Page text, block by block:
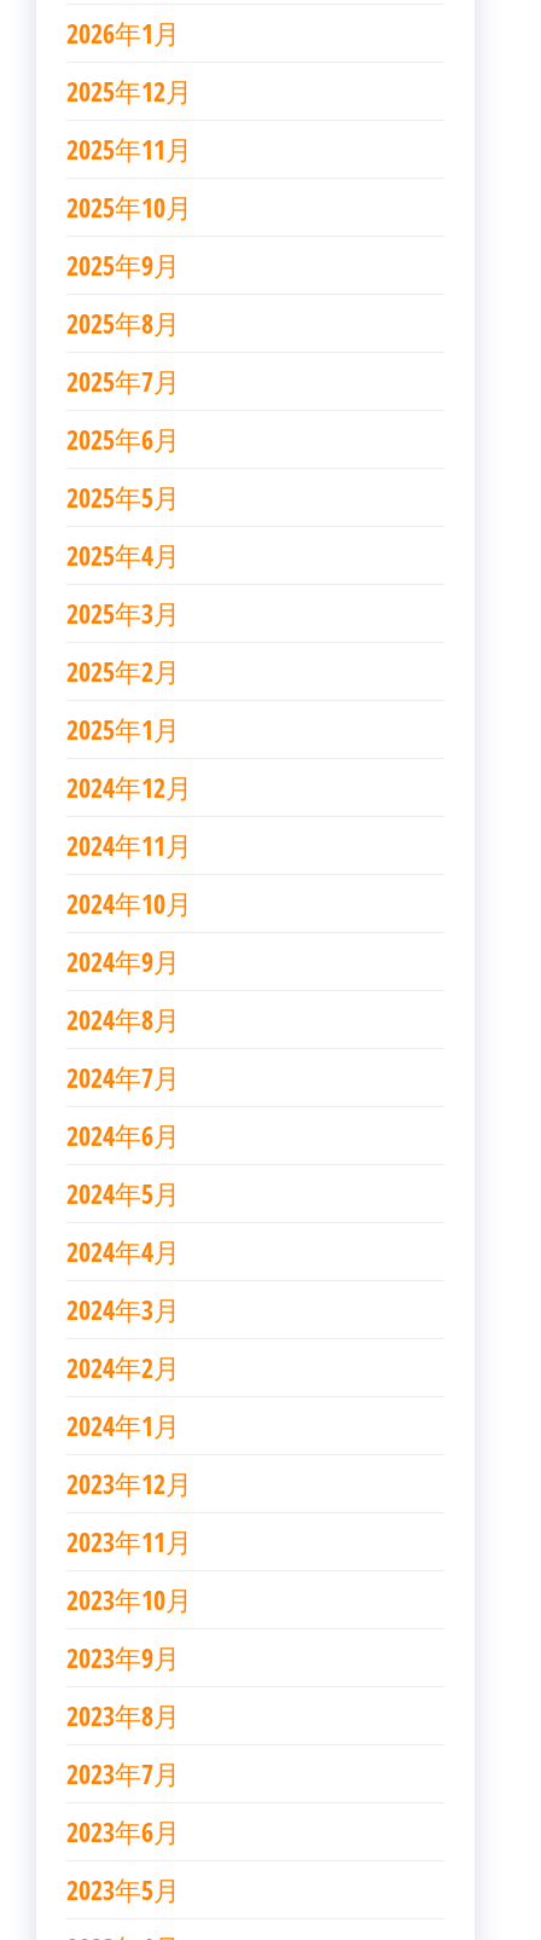
2026年1月
2025年12月
2025年11月
2025年10月
2025年9月
2025年8月
2025年7月
2025年6月
2025年5月
2025年4月
2025年3月
2025年2月
2025年1月
2024年12月
2024年11月
2024年10月
2024年9月
2024年8月
2024年7月
2024年6月
2024年5月
2024年4月
2024年3月
2024年2月
2024年1月
2023年12月
2023年11月
2023年10月
2023年9月
2023年8月
2023年7月
2023年6月
2023年5月